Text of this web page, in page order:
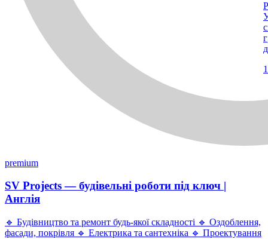
premium
SV Projects — будівельні роботи під ключ |
Англія
🔹 Будівництво та ремонт будь-якої складності 🔹 Оздоблення,
фасади, покрівля 🔹 Електрика та сантехніка 🔹 Проектування